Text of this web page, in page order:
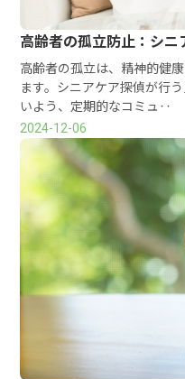
高齢者の孤立防止：シ
高齢者の孤立は、精神的健
ます。シニアケア探偵が行
いよう、定期的なコミュ‥
2024-12-06